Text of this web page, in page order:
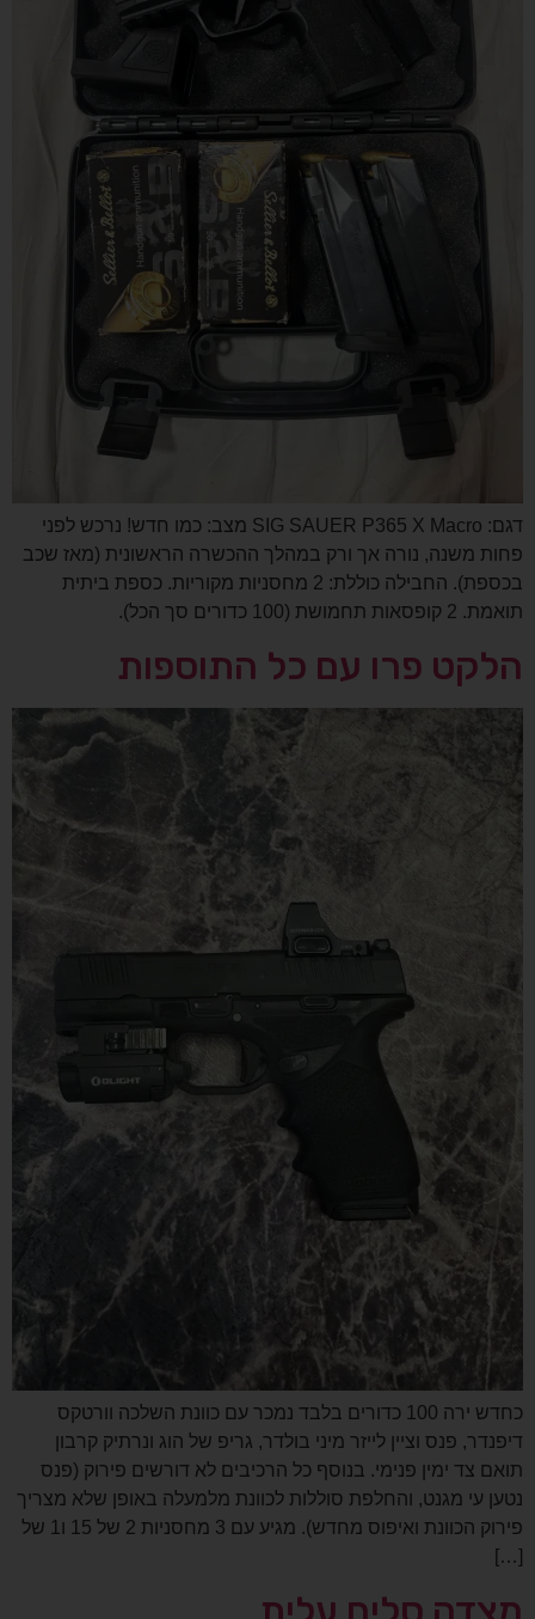
דגם: SIG SAUER P365 X Macro מצב: כמו חדש! נרכש לפני
פחות משנה, נורה אך ורק במהלך ההכשרה הראשונית (מאז שכב
בכספת). החבילה כוללת: 2 מחסניות מקוריות. כספת ביתית
תואמת. 2 קופסאות תחמושת (100 כדורים סך הכל).
הלקט פרו עם כל התוספות
כחדש ירה 100 כדורים בלבד נמכר עם כוונת השלכה וורטקס
דיפנדר, פנס וציין לייזר מיני בולדר, גריפ של הוג ונרתיק קרבון
תואם צד ימין פנימי. בנוסף כל הרכיבים לא דורשים פירוק (פנס
נטען עי מגנט, והחלפת סוללות לכוונת מלמעלה באופן שלא מצריך
פירוק הכוונת ואיפוס מחדש). מגיע עם 3 מחסניות 2 של 15 ו1 של
[…]